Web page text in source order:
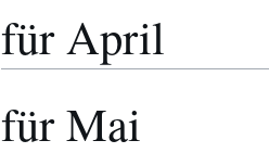
für April
für Mai